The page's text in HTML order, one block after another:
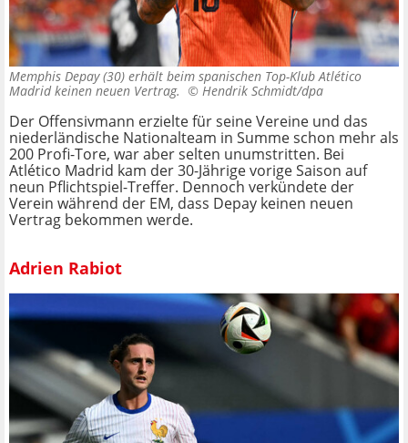
Memphis Depay (30) erhält beim spanischen Top-Klub Atlético
Madrid keinen neuen Vertrag. © Hendrik Schmidt/dpa
Der Offensivmann erzielte für seine Vereine und das
niederländische Nationalteam in Summe schon mehr als
200 Profi-Tore, war aber selten unumstritten. Bei
Atlético Madrid kam der 30-Jährige vorige Saison auf
neun Pflichtspiel-Treffer. Dennoch verkündete der
Verein während der EM, dass Depay keinen neuen
Vertrag bekommen werde.
Adrien Rabiot